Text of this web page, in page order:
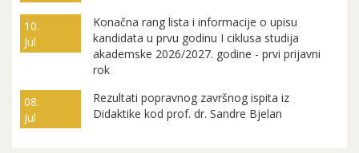
10.
Jul
Konačna rang lista i informacije o upisu
kandidata u prvu godinu I ciklusa studija
akademske 2026/2027. godine - prvi prijavni
rok
08.
Jul
Rezultati popravnog završnog ispita iz
Didaktike kod prof. dr. Sandre Bjelan